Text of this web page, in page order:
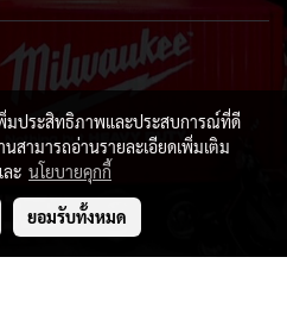
พิ่มประสิทธิภาพและประสบการณ์ที่ดี
สามารถอ่านรายละเอียดเพิ่มเติม
ละ นโยบายคุกกี้
ยอมรับทั้งหมด